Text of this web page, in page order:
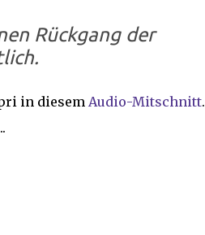
Rückgang der
in diesem Audio-Mitschnitt.